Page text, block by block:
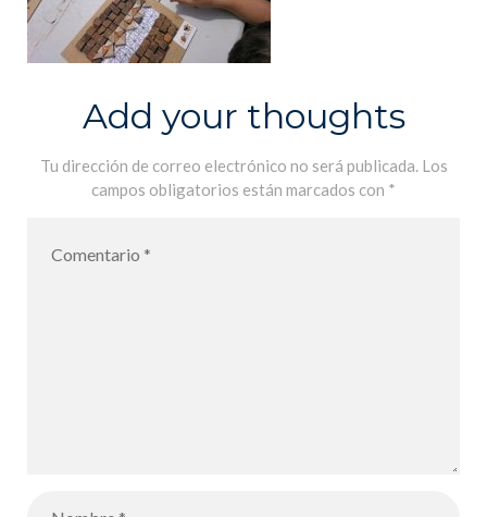
Add your thoughts
Tu dirección de correo electrónico no será publicada. Los
campos obligatorios están marcados con *